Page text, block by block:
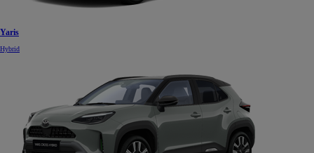
Yaris
Hybrid